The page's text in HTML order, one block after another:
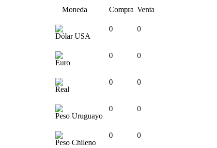
Moneda Compra Venta
Dólar USA
0 0
Euro
0 0
Real
0 0
Peso Uruguayo
0 0
Peso Chileno
0 0